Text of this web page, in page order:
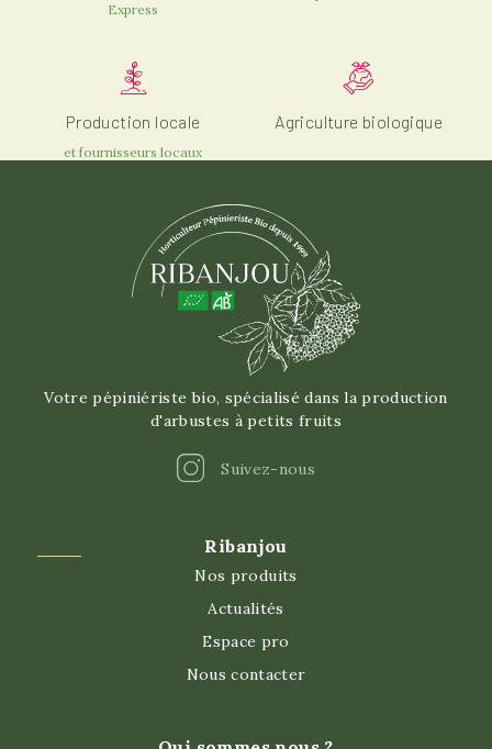
Express
Production locale
et fournisseurs locaux
Agriculture biologique
Votre pépiniériste bio, spécialisé dans la production
d'arbustes à petits fruits
Suivez-nous
Instagram
Ribanjou
Nos produits
Actualités
Espace pro
Nous contacter